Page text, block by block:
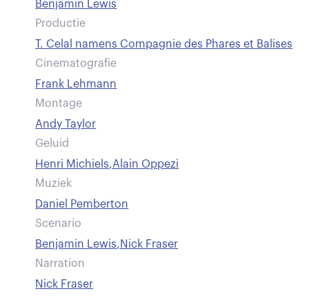
Benjamin Lewis
Productie
T. Celal namens Compagnie des Phares et Balises
Cinematografie
Frank Lehmann
Montage
Andy Taylor
Geluid
Henri Michiels,Alain Oppezi
Muziek
Daniel Pemberton
Scenario
Benjamin Lewis,Nick Fraser
Narration
Nick Fraser